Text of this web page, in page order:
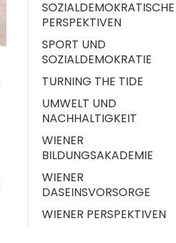
SOZIALDEMOKRATISCHE
PERSPEKTIVEN
SPORT UND
SOZIALDEMOKRATIE
TURNING THE TIDE
UMWELT UND
NACHHALTIGKEIT
WIENER
BILDUNGSAKADEMIE
WIENER
DASEINSVORSORGE
WIENER PERSPEKTIVEN